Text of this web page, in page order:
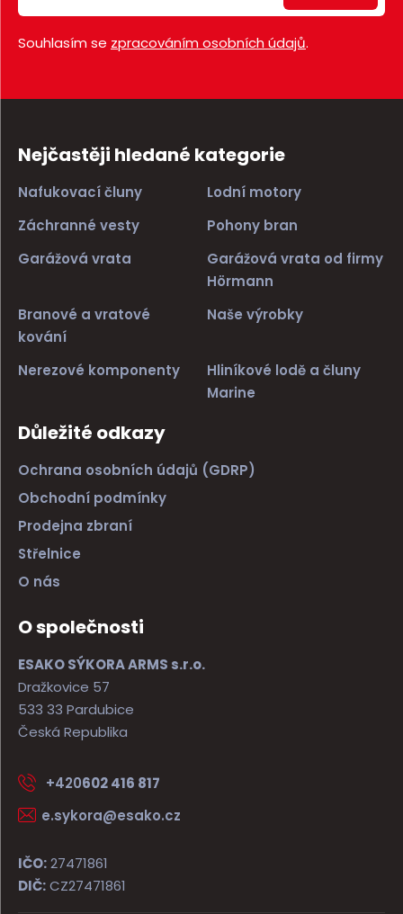
Souhlasím se zpracováním osobních údajů.
Nejčastěji hledané kategorie
Nafukovací čluny
Lodní motory
Záchranné vesty
Pohony bran
Garážová vrata
Garážová vrata od firmy
Hörmann
Branové a vratové
kování
Naše výrobky
Nerezové komponenty
Hliníkové lodě a čluny
Marine
Důležité odkazy
Ochrana osobních údajů (GDRP)
Obchodní podmínky
Prodejna zbraní
Střelnice
O nás
O společnosti
ESAKO SÝKORA ARMS s.r.o.
Dražkovice 57
533 33 Pardubice
Česká Republika
+420602 416 817
e.sykora@esako.cz
IČO:27471861
DIČ:CZ27471861